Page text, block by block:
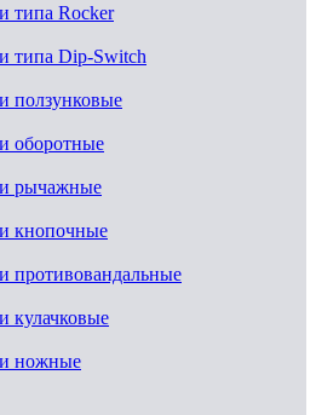
типа Rocker
типа Dip-Switch
ползунковые
оборотные
рычажные
кнопочные
противовандальные
кулачковые
ножные